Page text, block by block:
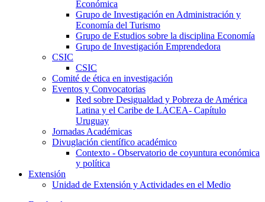
Económica
Grupo de Investigación en Administración y
Economía del Turismo
Grupo de Estudios sobre la disciplina Economía
Grupo de Investigación Emprendedora
CSIC
CSIC
Comité de ética en investigación
Eventos y Convocatorias
Red sobre Desigualdad y Pobreza de América
Latina y el Caribe de LACEA- Capítulo
Uruguay
Jornadas Académicas
Divuglación científico académico
Contexto - Observatorio de coyuntura económica
y política
Extensión
Unidad de Extensión y Actividades en el Medio